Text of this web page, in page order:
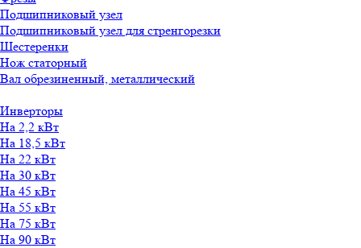
Подшипниковый узел
Подшипниковый узел для стренгорезки
Шестеренки
Нож статорный
Вал обрезиненный, металлический
Инверторы
На 2,2 кВт
На 18,5 кВт
На 22 кВт
На 30 кВт
На 45 кВт
На 55 кВт
На 75 кВт
На 90 кВт